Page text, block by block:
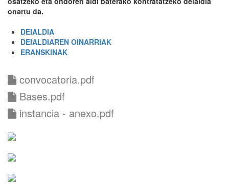
onartu da.
DEIALDIA
DEIALDIAREN OINARRIAK
ERANSKINAK
convocatoria.pdf
Bases.pdf
instancia - anexo.pdf